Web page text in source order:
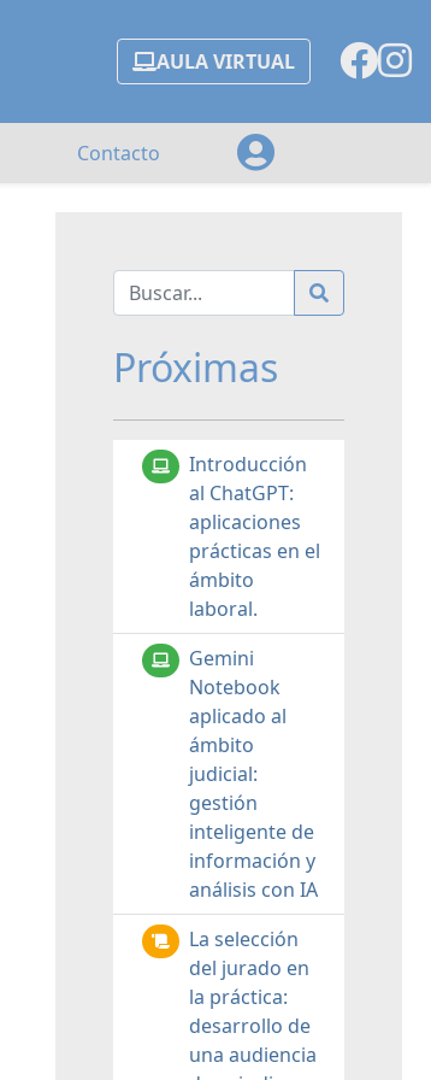
AULA VIRTUAL
Contacto
Próximas
Introducción
al ChatGPT:
aplicaciones
prácticas en el
ámbito
laboral.
Gemini
Notebook
aplicado al
ámbito
judicial:
gestión
inteligente de
información y
análisis con IA
La selección
del jurado en
la práctica:
desarrollo de
una audiencia